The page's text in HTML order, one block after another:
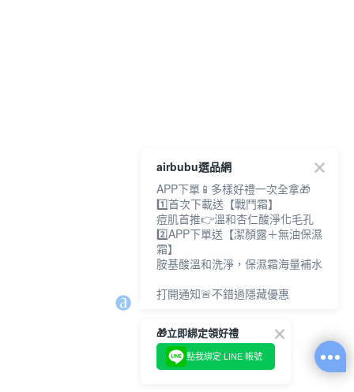
airbubu選品網
APP下單📱多樣好禮一次全拿🎁
1️⃣首次下載送【戰鬥霜】
痘肌首推👉溫和杏仁酸淨化毛孔
2️⃣APP下單送【潔顏露＋無油保濕
霜】
胺基酸溫和洗淨，保濕霜海量補水
打開通知🚨不錯過隱藏優惠
🎁立即綁定領好禮
點我綁定 LINE 帳號